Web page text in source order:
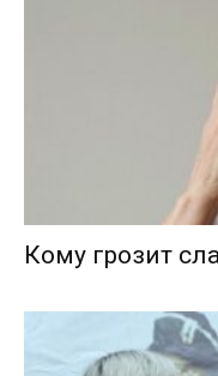
Кому грозит